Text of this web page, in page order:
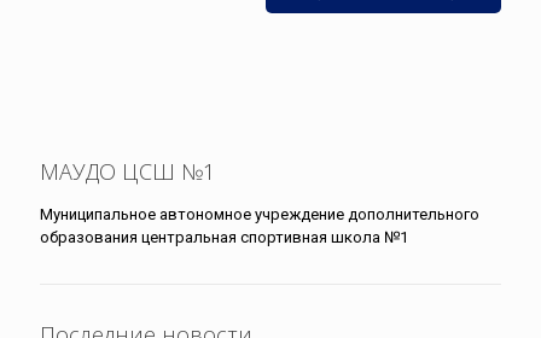
МАУДО ЦСШ №1
Муниципальное автономное учреждение дополнительного
образования центральная спортивная школа №1